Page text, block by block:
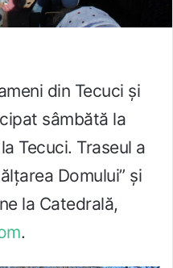
din Tecuci și
sâmbătă la
Tecuci. Traseul a
Domului” și
la Catedrală,
.